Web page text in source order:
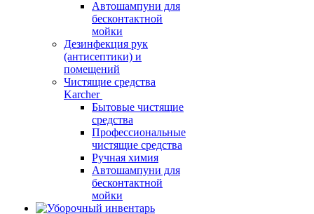
Автошампуни для
бесконтактной
мойки
Дезинфекция рук
(антисептики) и
помещений
Чистящие средства
Karcher
Бытовые чистящие
средства
Профессиональные
чистящие средства
Ручная химия
Автошампуни для
бесконтактной
мойки